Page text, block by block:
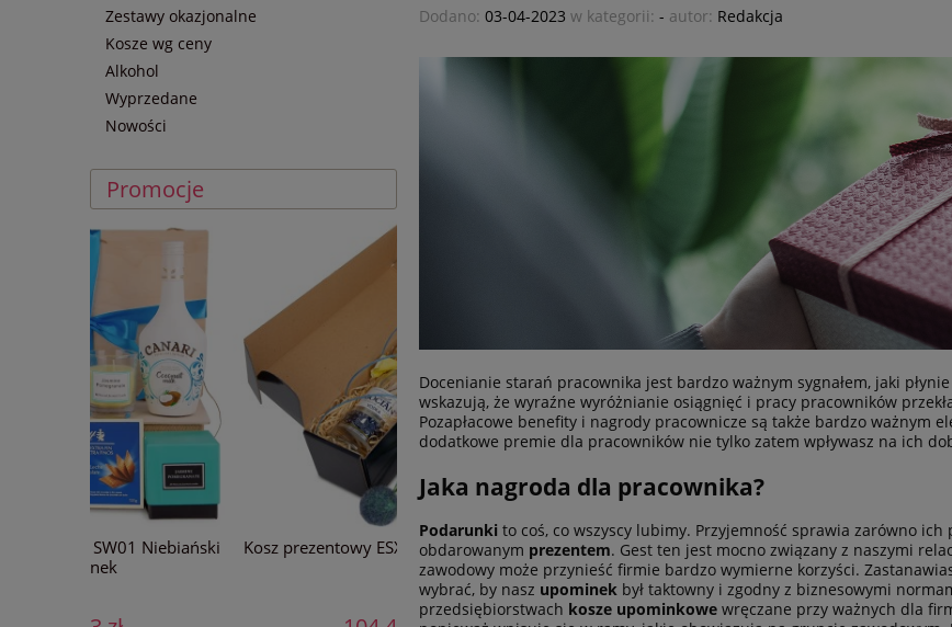
Zestawy okazjonalne
Kosze wg ceny
Alkohol
Wyprzedane
Nowości
Promocje
Kosz prezentowy ESX405 Smak Polski
Dodano: 03-04-2023 w kategorii: - autor: Redakcja
Docenianie starań pracownika jest bardzo ważnym sygnałem, jaki
wskazują, że wyraźne wyróżnianie osiągnięć i pracy pracowników
Pozapłacowe benefity i nagrody pracownicze są także bardzo ważnym
dodatkowe premie dla pracowników nie tylko zatem wpływasz na ich
Jaka nagroda dla pracownika?
Podarunki to coś, co wszyscy lubimy. Przyjemność sprawia zarówno
obdarowanym prezentem. Gest ten jest mocno związany z naszymi
zawodowy może przynieść firmie bardzo wymierne korzyści.
wybrać, by nasz upominek był taktowny i zgodny z biznesowymi
przedsiębiorstwach kosze upominkowe wręczane przy ważnych dla